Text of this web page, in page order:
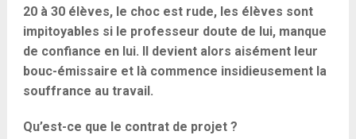
20 à 30 élèves, le choc est rude, les élèves sont
impitoyables si le professeur doute de lui, manque
de confiance en lui. Il devient alors aisément leur
bouc-émissaire et là commence insidieusement la
souffrance au travail.
Qu’est-ce que le contrat de projet ?